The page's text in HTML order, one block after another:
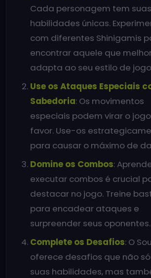
Cada personagem tem suas
habilidades únicas.
com diferentes Shinigamis
encontrar aquele que
adapta ao seu estilo de
Use os Ataques Especiais
Sabedoria: Os movimentos
especiais podem virar o
favor. Use-os
para causar o máximo de
Domine os Combos:
executar combos é crucial
destacar no jogo. Treine
para encadear ataques e
surpreender seus oponentes.
Complete os Desafios: O
oferece desafios que não
suas habilidades, mas